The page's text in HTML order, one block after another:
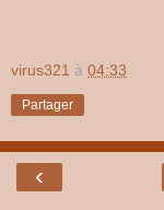
virus321 à 04:33
Partager
‹